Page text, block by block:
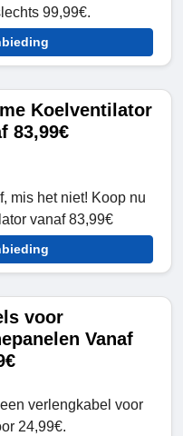
99,99€.
Koelventilator
83,99€
mis het niet! Koop nu
vanaf 83,99€
voor
Vanaf
verlengkabel voor
24,99€.